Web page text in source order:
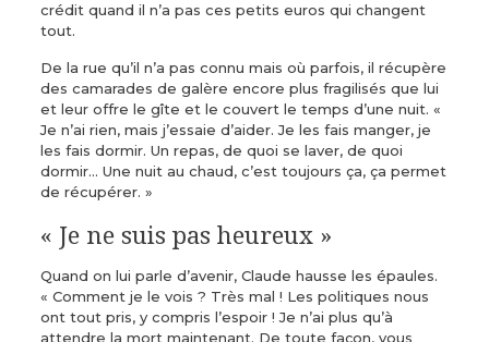
crédit quand il n’a pas ces petits euros qui changent
tout.
De la rue qu’il n’a pas connu mais où parfois, il récupère
des camarades de galère encore plus fragilisés que lui
et leur offre le gîte et le couvert le temps d’une nuit. «
Je n’ai rien, mais j’essaie d’aider. Je les fais manger, je
les fais dormir. Un repas, de quoi se laver, de quoi
dormir… Une nuit au chaud, c’est toujours ça, ça permet
de récupérer. »
« Je ne suis pas heureux »
Quand on lui parle d’avenir, Claude hausse les épaules.
« Comment je le vois ? Très mal ! Les politiques nous
ont tout pris, y compris l’espoir ! Je n’ai plus qu’à
attendre la mort maintenant. De toute façon, vous